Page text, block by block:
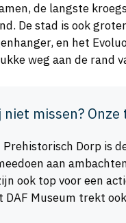
de langste
De stad is ook
en het
weg aan de rand
missen? Onze
Prehistorisch Dorp is
aan
ook top voor een
DAF Museum trekt